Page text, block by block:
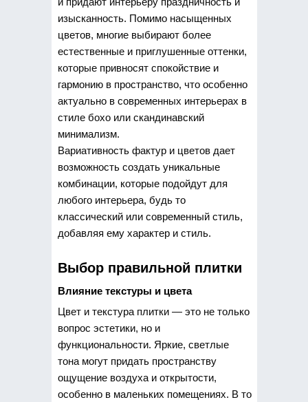
изысканность. Помимо насыщенных
цветов, многие выбирают более
естественные и приглушенные оттенки,
которые привносят спокойствие и
гармонию в пространство, что особенно
актуально в современных интерьерах в
стиле бохо или скандинавский
минимализм.
Вариативность фактур и цветов дает
возможность создать уникальные
комбинации, которые подойдут для
любого интерьера, будь то
классический или современный стиль,
добавляя ему характер и стиль.
Выбор правильной плитки
Влияние текстуры и цвета
Цвет и текстура плитки — это не только
вопрос эстетики, но и
функциональности. Яркие, светлые
тона могут придать пространству
ощущение воздуха и открытости,
особенно в маленьких помещениях. В то